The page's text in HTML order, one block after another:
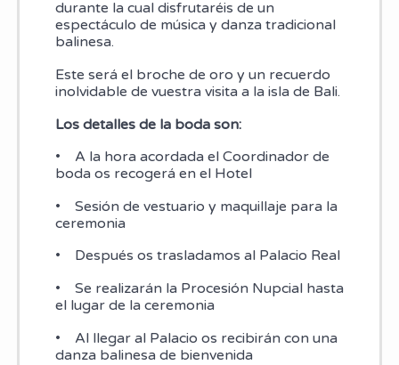
durante la cual disfrutaréis de un
espectáculo de música y danza tradicional
balinesa.
Este será el broche de oro y un recuerdo
inolvidable de vuestra visita a la isla de Bali.
Los detalles de la boda son:
• A la hora acordada el Coordinador de
boda os recogerá en el Hotel
• Sesión de vestuario y maquillaje para la
ceremonia
• Después os trasladamos al Palacio Real
• Se realizarán la Procesión Nupcial hasta
el lugar de la ceremonia
• Al llegar al Palacio os recibirán con una
danza balinesa de bienvenida